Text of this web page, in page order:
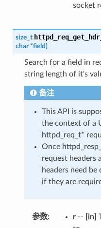
socket
size_t
char *field)
Search for a field in
string length of it's
备注
This API is
the context of a
httpd_req_t*
Once
request headers
headers need
if they are
参数: r-- [in]